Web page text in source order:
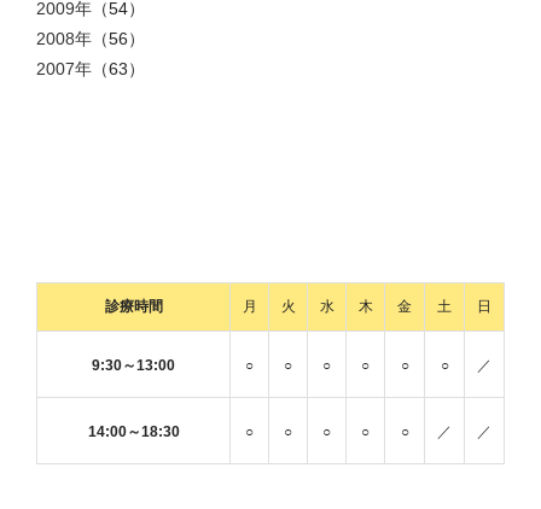
2009年 （54）
2008年 （56）
2007年 （63）
診療時間 月 火 水 木 金 土 日
9:30～13:00 ○ ○ ○ ○ ○ ○ ／
14:00～18:30 ○ ○ ○ ○ ○ ／ ／